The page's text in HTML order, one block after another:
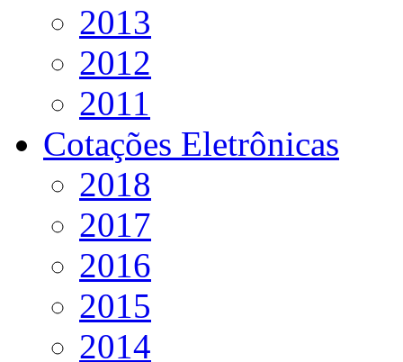
2013
2012
2011
Cotações Eletrônicas
2018
2017
2016
2015
2014